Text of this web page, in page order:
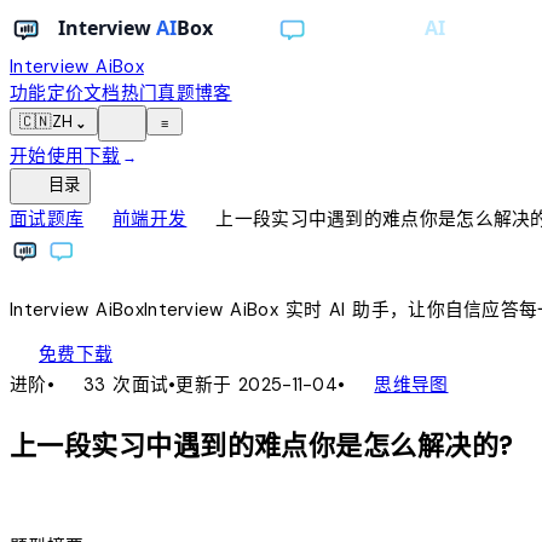
Interview AiBox
功能定价文档热门真题博客
🇨🇳ZH ⌄ ≡
开始使用下载 →
目录
面试题库chevron_right前端开发chevron_right上一段实习中遇到的难点你是怎么解决
InterviewAiBoxInterviewAiBox实时 AI 助手，让你自信应答每
免费下载
进阶• 33 次面试•更新于 2025-11-04• account_tree思维导图
上一段实习中遇到的难点你是怎么解决的?